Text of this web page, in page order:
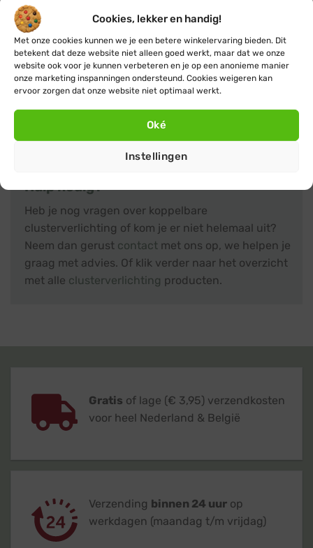
Cookies, lekker en handig!
Met onze cookies kunnen we je een betere winkelervaring bieden. Dit
betekent dat deze website niet alleen goed werkt, maar dat we onze
website ook voor je kunnen verbeteren en je op een anonieme manier
onze marketing inspanningen ondersteund. Cookies weigeren kan
ervoor zorgen dat onze website niet optimaal werkt.
Oké
Instellingen
aanpassen aan elke situatie. En dankzij de waterdichte
connectoren en afdichtringen blijft jouw installatie
betrouwbaar en veilig, ongeacht de
weersomstandigheden.
Terug naar producten
Hulp nodig?
Heb je nog vragen over koppelbare
clusterverlichting of kom je er niet helemaal uit?
Neem dan gerust contact met ons op, we helpen je
graag met advies. Of klik verder naar het overzicht
met alle clusterverlichting producten.
Gratis of lage (€ 3,95) verzendkosten
voor heel Nederland & België
Verzending binnen 24 uur op
werkdagen (maandag t/m vrijdag)